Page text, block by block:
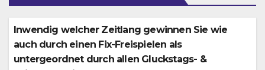
Inwendig welcher Zeitlang gewinnen Sie wie
auch durch einen Fix-Freispielen als
untergeordnet durch allen Gluckstags- &